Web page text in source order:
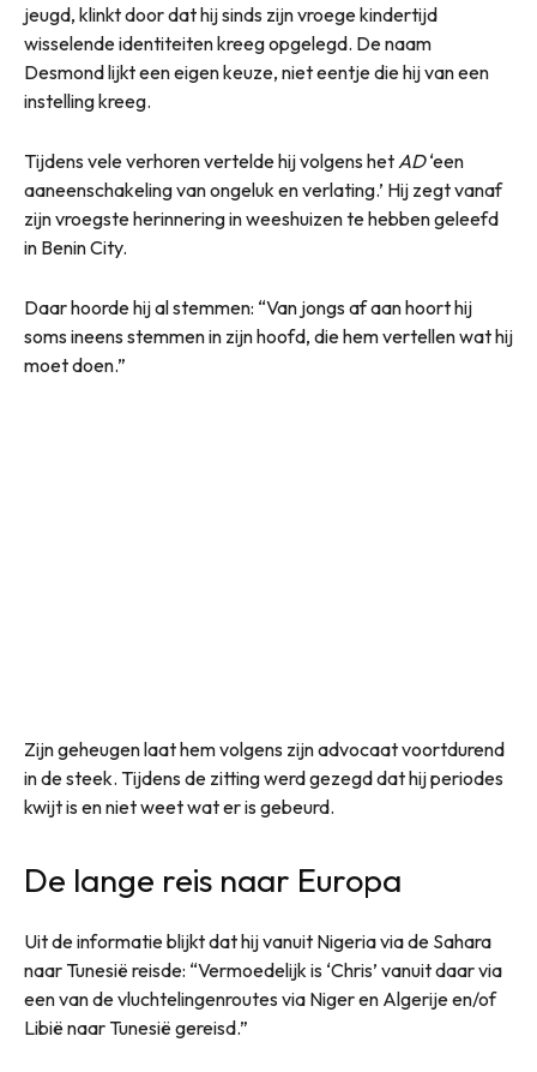
jeugd, klinkt door dat hij sinds zijn vroege kindertijd
wisselende identiteiten kreeg opgelegd. De naam
Desmond lijkt een eigen keuze, niet eentje die hij van een
instelling kreeg.
Tijdens vele verhoren vertelde hij volgens het AD‘een
aaneenschakeling van ongeluk en verlating.’ Hij zegt vanaf
zijn vroegste herinnering in weeshuizen te hebben geleefd
in Benin City.
Daar hoorde hij al stemmen: “Van jongs af aan hoort hij
soms ineens stemmen in zijn hoofd, die hem vertellen wat hij
moet doen.”
Zijn geheugen laat hem volgens zijn advocaat voortdurend
in de steek. Tijdens de zitting werd gezegd dat hij periodes
kwijt is en niet weet wat er is gebeurd.
De lange reis naar Europa
Uit de informatie blijkt dat hij vanuit Nigeria via de Sahara
naar Tunesië reisde: “Vermoedelijk is ‘Chris’ vanuit daar via
een van de vluchtelingenroutes via Niger en Algerije en/of
Libië naar Tunesië gereisd.”